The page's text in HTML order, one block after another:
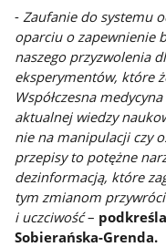
- Zaufanie do systemu
oparciu o zapewnienie
naszego przyzwolenia
eksperymentów, które
Współczesna
aktualnej wiedzy
nie na manipulacji czy
przepisy to potężne
dezinformacją, które
tym zmianom
i uczciwość–
Sobierańska-Grenda.